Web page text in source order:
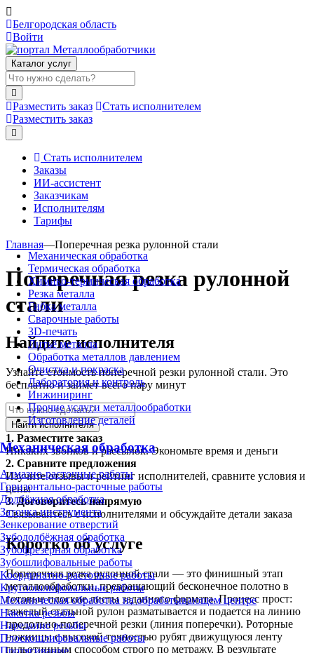
Белгородская область
Войти
Каталог услуг
Разместить заказ
Стать исполнителем
Разместить заказ
Стать исполнителем
Заказы
ИИ-ассистент
Заказчикам
Исполнителям
Тарифы
Механическая обработка
Термическая обработка
Химико-термическая обработка
Резка металла
Гибка металла
Сварочные работы
3D-печать
Литьё металла
Обработка металлов давлением
Очистка и покраска
Лаборатория и контроль
Инжиниринг
Прочие услуги металлообработки
Изготовление деталей
Механическая обработка
Алмазно-расточные работы
Горизонтально-расточные работы
Долбёжная обработка
Заточка инструмента
Зенкерование отверстий
Зубодолбёжная обработка
Зубофрезерная обработка
Зубошлифовальные работы
Координатно-расточные работы
Круглошлифовальные работы
Механическая обработка на обрабатывающем центре
Накатка резьбы
Нарезание резьбы
Плоскошлифовальные работы
Главная—Поперечная резка рулонной стали
Поперечная резка рулонной
стали
Найдите исполнителя
Узнайте стоимость поперечной резки рулонной стали. Это
бесплатно и займет всего пару минут
Найти исполнителя
1. Разместите заказ
Никаких звонков и рассылок. Экономьте время и деньги
2. Сравните предложения
Изучите отзывы и рейтинг исполнителей, сравните условия и
цены
3.Договоритесь напрямую
Связывайтесь с исполнителями и обсуждайте детали заказа
Коротко об услуге
Поперечная резка рулонной стали — это финишный этап
металлообработки, превращающий бесконечное полотно в
готовые плоские листы заданного формата. Процесс прост:
тяжелый стальной рулон разматывается и подается на линию
продольно-поперечной резки (линия поперечки). Роторные
ножницы с высокой точностью рубят движущуюся ленту
гильотинным способом строго по метражу. В результате